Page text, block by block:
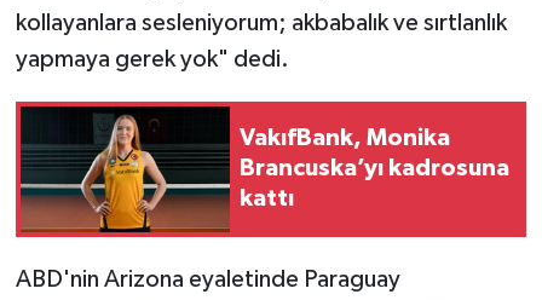
kollayanlara sesleniyorum; akbabalık ve sırtlanlık
yapmaya gerek yok" dedi.
VakıfBank, Monika
Brancuska’yı kadrosuna
kattı
ABD'nin Arizona eyaletinde Paraguay